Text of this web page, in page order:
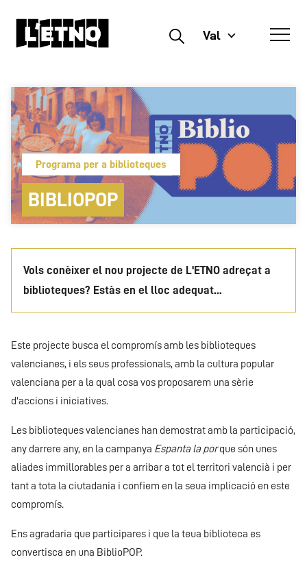
Buscar Val
Programa per a biblioteques
BIBLIOPOP
Vols conèixer el nou projecte de L'ETNO adreçat a
biblioteques? Estàs en el lloc adequat...
Este projecte busca el compromís amb les biblioteques
valencianes, i els seus professionals, amb la cultura popular
valenciana per a la qual cosa vos proposarem una sèrie
d'accions i iniciatives.
Les biblioteques valencianes han demostrat amb la participació,
any darrere any, en la campanya Espanta la porque són unes
aliades immillorables per a arribar a tot el territori valencià i per
tant a tota la ciutadania i confiem en la seua implicació en este
compromís.
Ens agradaria que participares i que la teua biblioteca es
convertisca en una BiblioPOP.